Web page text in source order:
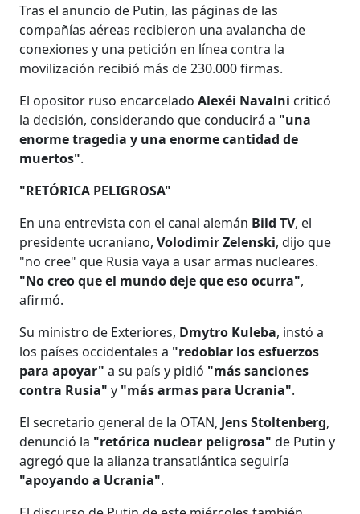
Tras el anuncio de Putin, las páginas de las
compañías aéreas recibieron una avalancha de
conexiones y una petición en línea contra la
movilización recibió más de 230.000 firmas.
El opositor ruso encarceladoAlexéi Navalni criticó
la decisión, considerando que conducirá a "una
enorme tragedia y una enorme cantidad de
muertos".
"RETÓRICA PELIGROSA"
En una entrevista con el canal alemán Bild TV, el
presidente ucraniano,Volodimir Zelenski, dijo que
"no cree" que Rusia vaya a usar armas nucleares.
"No creo que el mundo deje que eso ocurra",
afirmó.
Su ministro de Exteriores, Dmytro Kuleba, instó a
los países occidentales a "redoblar los esfuerzos
para apoyar" a su país y pidió "más sanciones
contra Rusia" y "más armas para Ucrania".
El secretario general de la OTAN, Jens Stoltenberg,
denunció la "retórica nuclear peligrosa" de Putin y
agregó que la alianza transatlántica seguiría
"apoyando a Ucrania".